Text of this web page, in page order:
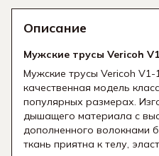
Описание
Мужские трусы Vericoh
Мужские трусы Vericoh
качественная модель
популярных размерах.
дышащего материала с
дополненного волокнами
ткань приятна к телу,